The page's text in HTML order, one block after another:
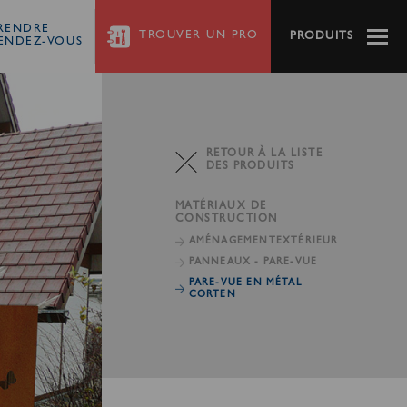
VOUS
TROUVER UN PRO PRODUITS
RETOUR À LA LISTE
DES PRODUITS
MATÉRIAUX DE
CONSTRUCTION
AMÉNAGEMENT EXTÉRIEUR
PANNEAUX - PARE-VUE
PARE-VUE EN MÉTAL
CORTEN